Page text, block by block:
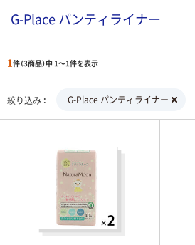
G-Place パンティライナー
1件（3商品）中 1～1件を表示
絞り込み G-Place パンティライナー